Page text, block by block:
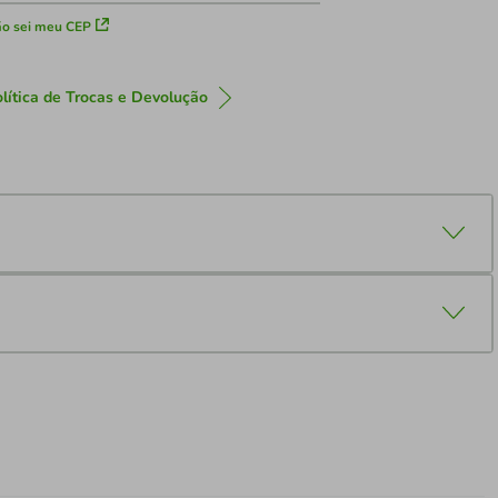
sei meu CEP
de Trocas e Devolução